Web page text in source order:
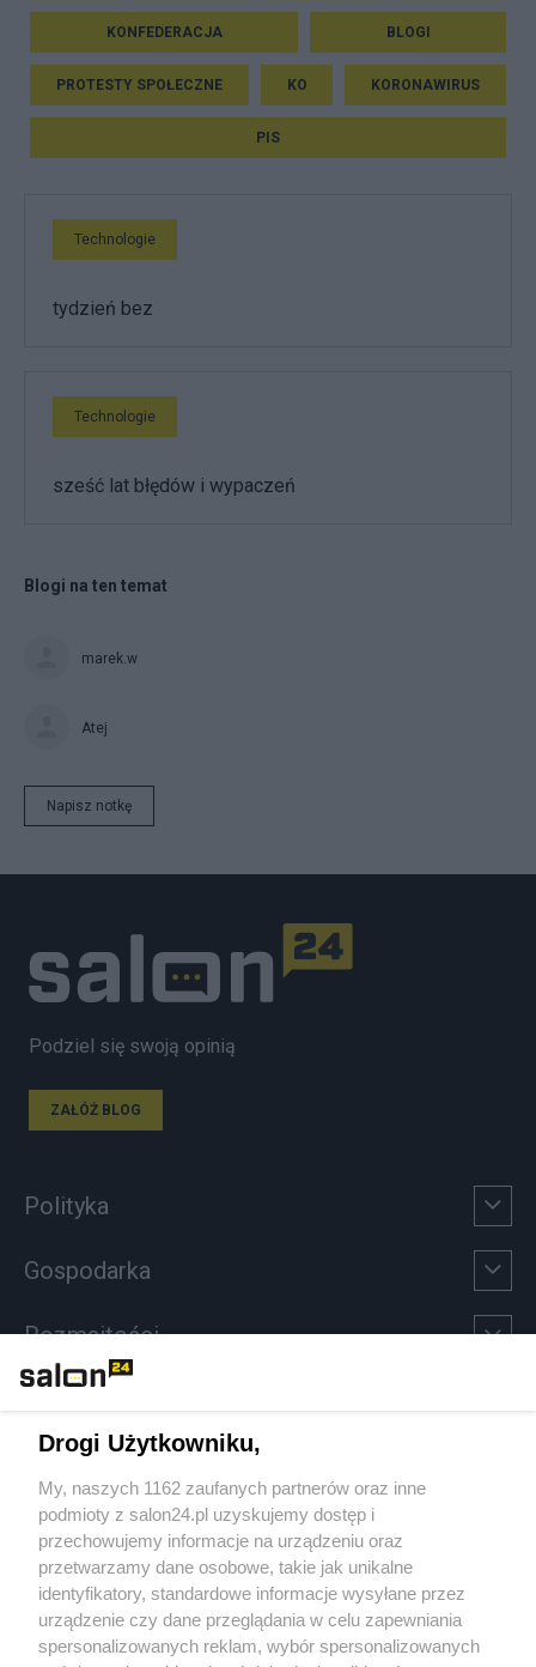
KONFEDERACJA BLOGI
PROTESTY SPOŁECZNE KO KORONAWIRUS
PIS
Technologie
tydzień bez
Technologie
sześć lat błędów i wypaczeń
Blogi na ten temat
marek.w
Atej
Napisz notkę
Podziel się swoją opinią
ZAŁÓŻ BLOG
Polityka
Gospodarka
Rozmaitości
Sport
Społeczeństwo
Kultura
Drogi Użytkowniku,
My, naszych 1162 zaufanych partnerów oraz inne
podmioty z salon24.pl uzyskujemy dostęp i
przechowujemy informacje na urządzeniu oraz
przetwarzamy dane osobowe, takie jak unikalne
identyfikatory, standardowe informacje wysyłane przez
urządzenie czy dane przeglądania w celu zapewniania
spersonalizowanych reklam, wybór spersonalizowanych